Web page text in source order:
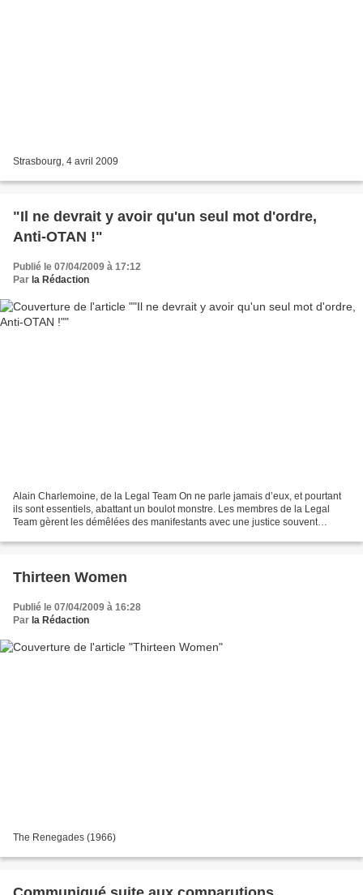
Strasbourg, 4 avril 2009
"Il ne devrait y avoir qu'un seul mot d'ordre,
Anti-OTAN !"
Publié le 07/04/2009 à 17:12
Par la Rédaction
Alain Charlemoine, de la Legal Team On ne parle jamais d’eux, et pourtant
ils sont essentiels, abattant un boulot monstre. Les membres de la Legal
Team gèrent les démêlées des manifestants avec une justice souvent
Thirteen Women
Publié le 07/04/2009 à 16:28
Par la Rédaction
The Renegades (1966)